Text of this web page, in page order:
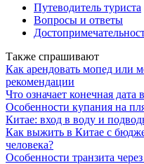
Путеводитель туриста
Вопросы и ответы
Также спрашивают
Как арендовать мопед или
рекомендации
Что означает конечная
Особенности купания на
Китае: вход в воду и
Как выжить в Китае с
человека?
Особенности транзита